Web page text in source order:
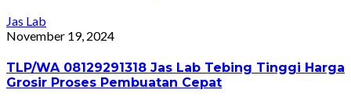
Jas Lab
November 19, 2024
TLP/WA 08129291318 Jas Lab Tebing Tinggi Harga
Grosir Proses Pembuatan Cepat